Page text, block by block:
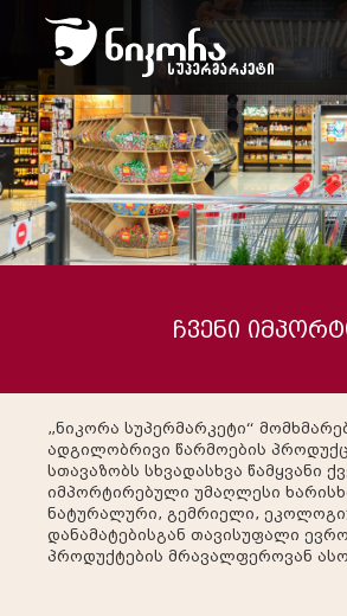
ჩვენი
„ნიკორა სუპერმარკეტი“
ადგილობრივი წარმოების
სთავაზობს სხვადასხვა წამყვანი
იმპორტირებული უმაღლესი
ნატურალური, გემრიელი,
დანამატებისგან თავისუფალი
პროდუქტების მრავალფეროვან